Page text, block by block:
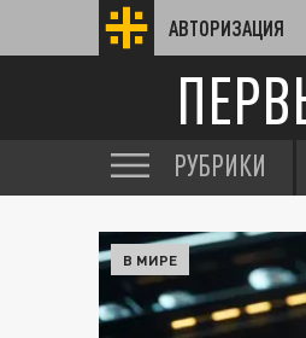
АВТОРИЗАЦИЯ
РУБРИКИ
В МИРЕ